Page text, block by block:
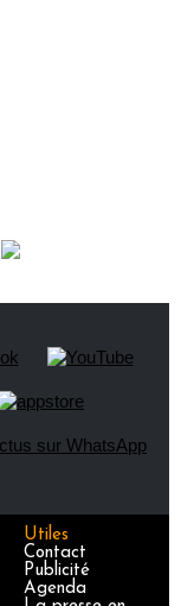
Utiles
Contact
Publicité
Agenda